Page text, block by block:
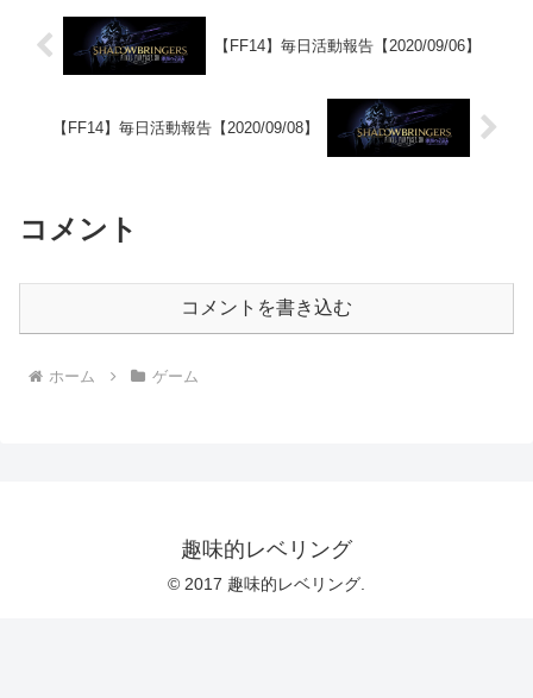
【FF14】毎日活動報告【2020/09/06】
【FF14】毎日活動報告【2020/09/08】
コメント
コメントを書き込む
ホーム ゲーム
趣味的レベリング
© 2017 趣味的レベリング.